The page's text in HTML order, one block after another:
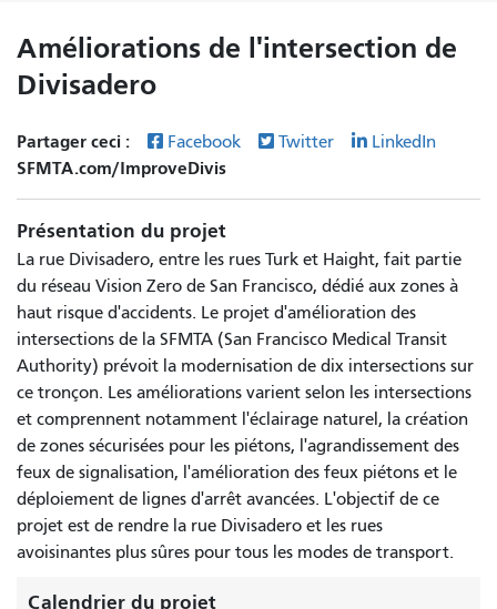
Améliorations de l'intersection de
Divisadero
Partager ceci : Facebook Twitter LinkedIn
SFMTA.com/ImproveDivis
Présentation du projet
La rue Divisadero, entre les rues Turk et Haight, fait partie
du réseau Vision Zero de San Francisco, dédié aux zones à
haut risque d'accidents. Le projet d'amélioration des
intersections de la SFMTA (San Francisco Medical Transit
Authority) prévoit la modernisation de dix intersections sur
ce tronçon. Les améliorations varient selon les intersections
et comprennent notamment l'éclairage naturel, la création
de zones sécurisées pour les piétons, l'agrandissement des
feux de signalisation, l'amélioration des feux piétons et le
déploiement de lignes d'arrêt avancées. L'objectif de ce
projet est de rendre la rue Divisadero et les rues
avoisinantes plus sûres pour tous les modes de transport.
Calendrier du projet